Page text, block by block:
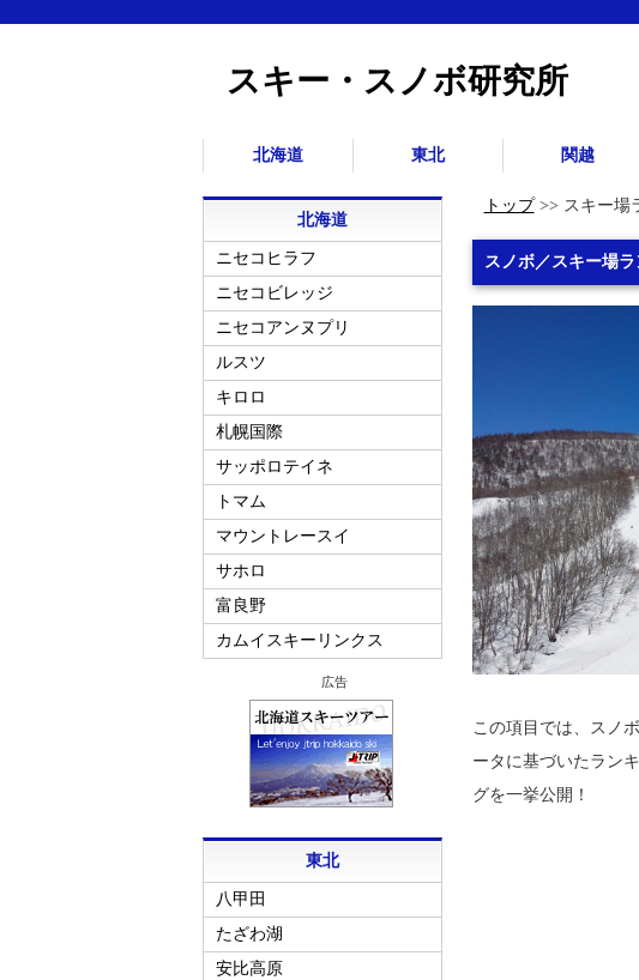
スキー・スノボ研究所
北海道 東北 関越
トップ>> スキー場
スノボ／スキー場
この項目では、スノ
ータに基づいたラン
グを一挙公開！
北海道
ニセコヒラフ
ニセコビレッジ
ニセコアンヌプリ
ルスツ
キロロ
札幌国際
サッポロテイネ
トマム
マウントレースイ
サホロ
富良野
カムイスキーリンクス
広告
東北
八甲田
たざわ湖
安比高原